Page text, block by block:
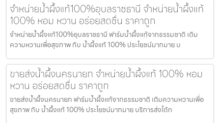
จำหน่ายน้ำผึ้งแท้100%อุบลราชธานี จำหน่ายน้ำผึ้งแท้
100% หอม หวาน อร่อยสดชื่น ราคาถูก
จำหน่ายน้ำผึ้งแท้100%อุบลราชธานี ฟาร์มน้ำผึ้งแท้จากธรรมชาติ เติม
ความหวานเพื่อสุขภาพ กับ น้ำผึ้งแท้ 100% ประโยชน์มากมาย บ
ขายส่งน้ำผึ้งนครนายก จำหน่ายน้ำผึ้งแท้ 100% หอม
หวาน อร่อยสดชื่น ราคาถูก
ขายส่งน้ำผึ้งนครนายก ฟาร์มน้ำผึ้งแท้จากธรรมชาติ เติมความหวานเพื่อ
สุขภาพ กับ น้ำผึ้งแท้ 100% ประโยชน์มากมาย บริการส่งได้ท